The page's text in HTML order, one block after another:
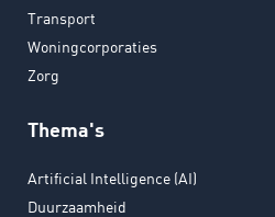
Transport
Woningcorporaties
Zorg
Thema's
Artificial Intelligence (AI)
Duurzaamheid